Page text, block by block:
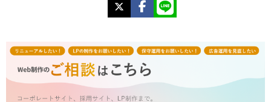
Facebook